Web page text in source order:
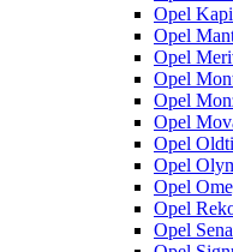
Opel
Opel
Opel
Opel
Opel
Opel
Opel
Opel
Opel
Opel
Opel